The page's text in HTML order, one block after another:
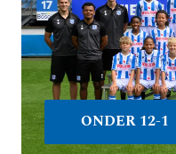
ONDER 12-1